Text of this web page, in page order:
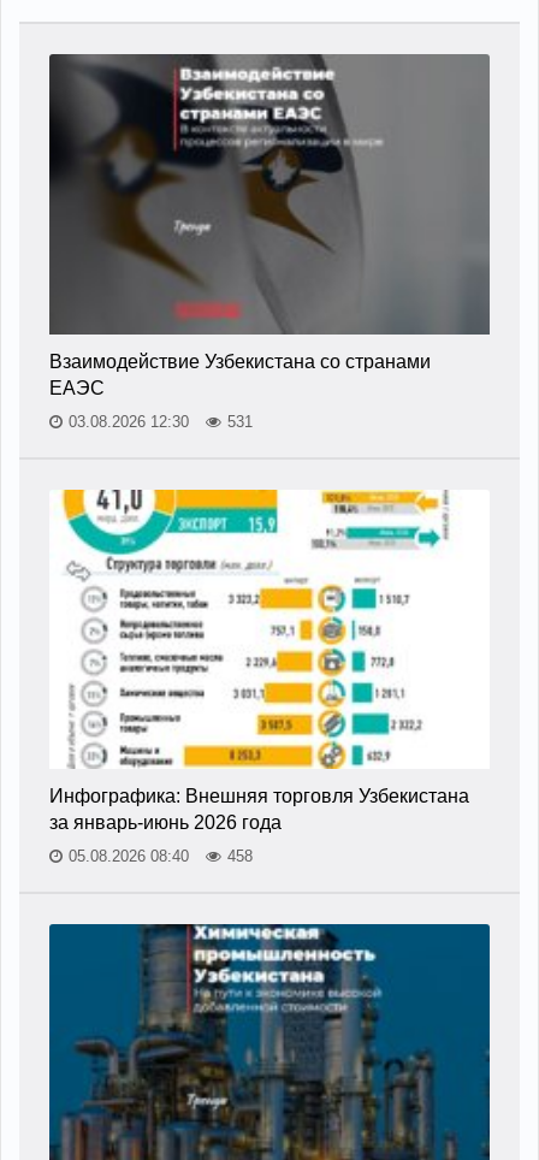
Взаимодействие Узбекистана со странами
ЕАЭС
03.08.2026 12:30 531
Инфографика: Внешняя торговля Узбекистана
за январь-июнь 2026 года
05.08.2026 08:40 458